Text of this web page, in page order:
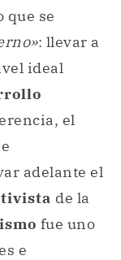
que se
: llevar a
ideal
el
adelante el
de la
fue uno
e